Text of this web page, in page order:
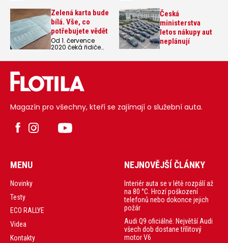
Zelená karta bude
bílá. Vše, co
potřebujete vědět
Od 1. července
2020 čeká řidiče
zelených karet,
povinné ručení. Od
začátku prázdnin
budou tyto
vytištěné na bílém
papíře. Přinášíme
potřebujete vědět.
Česká
ministerstva
letos nákupy aut
neplánují
Magazín pro všechny, kteří se zajímají o služební auta.
MENU
Novinky
Testy
ECO RALLYE
Videa
Kontakty
NEJNOVĚJŠÍ ČLÁNKY
Interiér auta se v létě rozpálí až
na 80 °C. Hrozí poškození
telefonů nebo dokonce jejich
požár
Audi Q9 oficiálně: Největší Audi
všech dob dostane třílitový
motor V6